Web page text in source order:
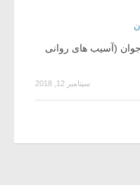
(آسیب های روانی
سپتامبر 12, 2018